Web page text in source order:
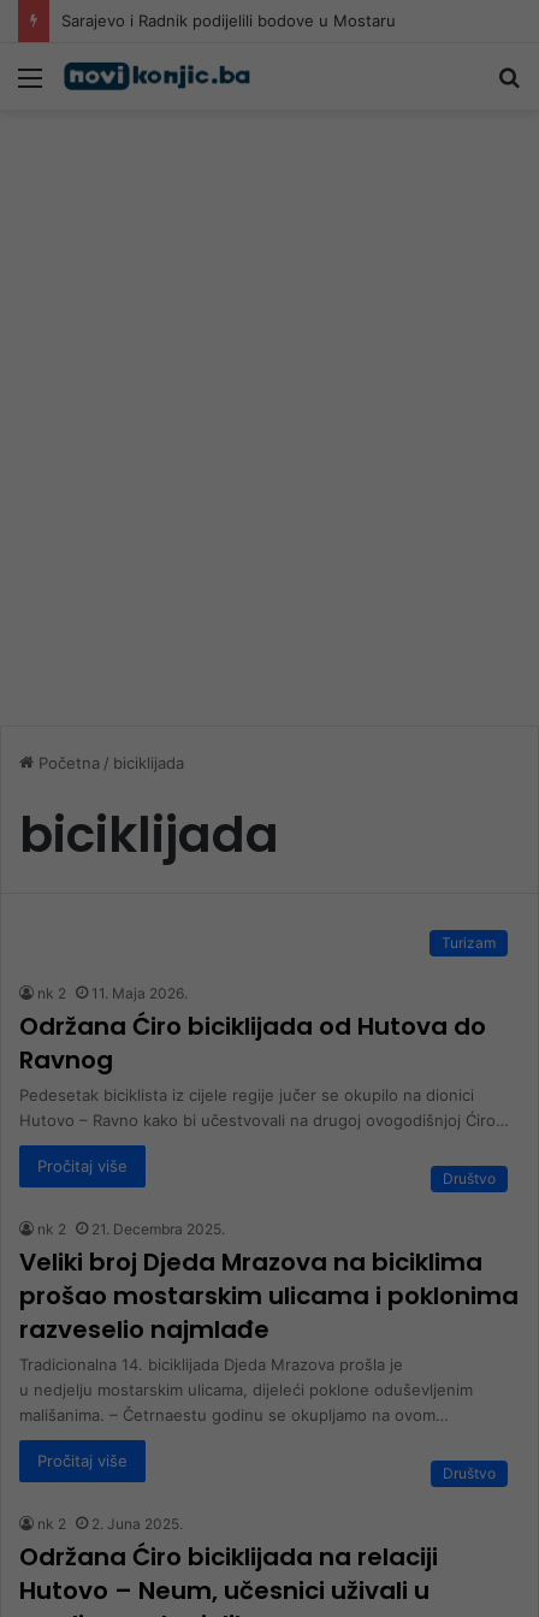
Sarajevo i Radnik podijelili bodove u Mostaru
Meni
Početna / biciklijada
biciklijada
Turizam
nk 2 11. Maja 2026.
Održana Ćiro biciklijada od Hutova do
Ravnog
Pedesetak biciklista iz cijele regije jučer se okupilo na dionici
Hutovo – Ravno kako bi učestvovali na drugoj ovogodišnjoj Ćiro…
Pročitaj više
Društvo
nk 2 21. Decembra 2025.
Veliki broj Djeda Mrazova na biciklima
prošao mostarskim ulicama i poklonima
razveselio najmlađe
Tradicionalna 14. biciklijada Djeda Mrazova prošla je
u nedjelju mostarskim ulicama, dijeleći poklone oduševljenim
mališanima. – Četrnaestu godinu se okupljamo na ovom…
Pročitaj više
Društvo
nk 2 2. Juna 2025.
Održana Ćiro biciklijada na relaciji
Hutovo – Neum, učesnici uživali u